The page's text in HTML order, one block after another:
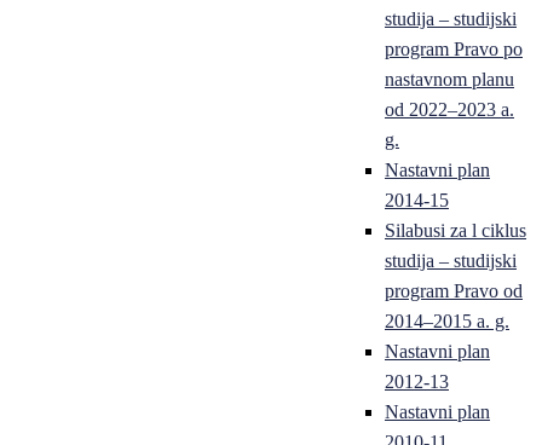
studija – studijski
program Pravo po
nastavnom planu
od 2022–2023 a.
g.
Nastavni plan
2014-15
Silabusi za l ciklus
studija – studijski
program Pravo od
2014–2015 a. g.
Nastavni plan
2012-13
Nastavni plan